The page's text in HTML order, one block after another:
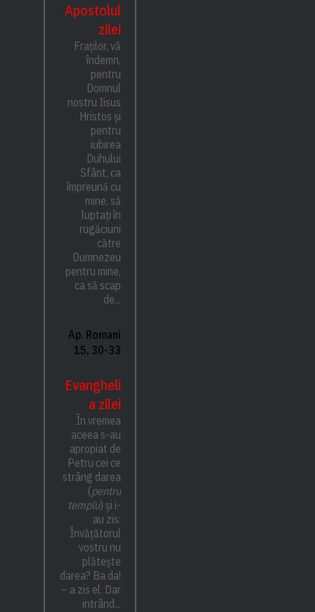
Apostolul
zilei
Fraților, vă
îndemn,
pentru
Domnul
nostru Iisus
Hristos și
pentru
iubirea
Duhului
Sfânt, ca
împreună cu
mine, să
luptați în
rugăciuni
către
Dumnezeu
pentru mine,
ca să scap
de...
Ap. Romani
15, 30-33
Evangheli
a zilei
În vremea
aceea s-au
apropiat de
Petru cei ce
strâng darea
(pentru
templu) și i-
au zis:
Învățătorul
vostru nu
plătește
darea? Ba da!
– a zis el. Dar
intrând...